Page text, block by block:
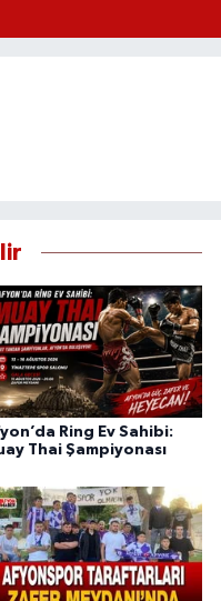
Ring Ev Sahibi:
Thai Şampiyonası